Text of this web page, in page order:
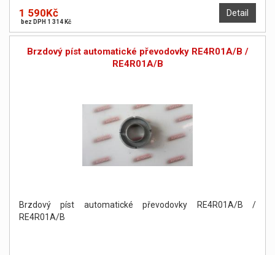
Detail
1 590Kč
bez DPH 1 314 Kč
Brzdový píst automatické převodovky RE4R01A/B /
RE4R01A/B
Brzdový píst automatické převodovky RE4R01A/B /
RE4R01A/B